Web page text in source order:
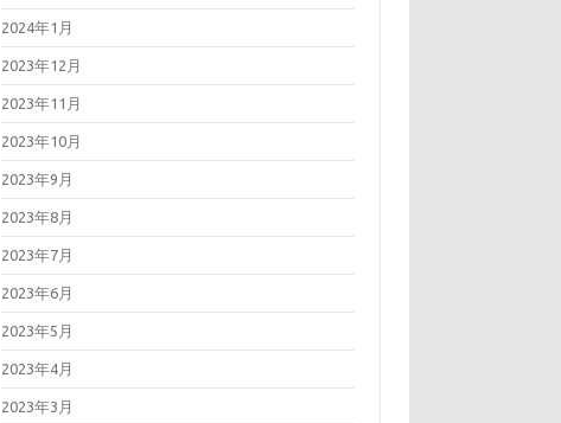
2024年1月
2023年12月
2023年11月
2023年10月
2023年9月
2023年8月
2023年7月
2023年6月
2023年5月
2023年4月
2023年3月